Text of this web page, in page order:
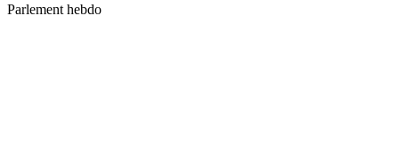
Parlement hebdo